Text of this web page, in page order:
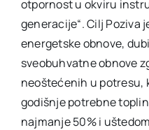
otpornost u okviru
generacije“. Cilj Poziva
energetske obnove,
sveobuhvatne obnove
neoštećenih u potresu,
godišnje potrebne
najmanje 50% i